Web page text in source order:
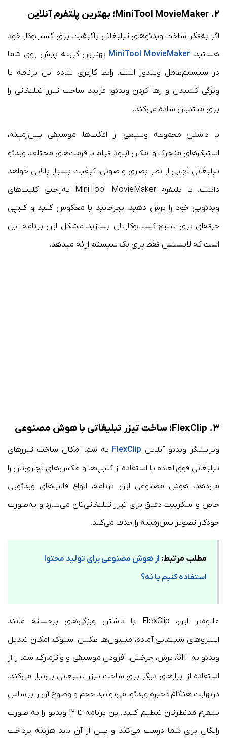
۲. MiniTool MovieMaker؛ بهترین پلتفرم آنلاین
اگر به‌فکر ساخت ویدئوهای تبلیغاتی باکیفیت برای کسب‌وکار خود
هستید، MiniTool MovieMaker بهترین گزینه پیش روی شما
در سیستم‌عامل ویندوز است. رابط کاربری ساده این برنامه با
ویژگی کشیدن و رها کردن ویدئو، فرایند ساخت تیزر تبلیغاتی را
برای مبتدیان ساده می‌کند.
با داشتن مجموعه‌ وسیعی از افکت‌ها، موسیقی پس‌زمینه،
استیکرهای متحرک و امکان آپلود فیلم با فرمت‌های مختلف، ویدئو
تبلیغاتی نهایی از نظر بصری و صوتی، کیفیت بسیار بالایی خواهد
داشت. با پلتفرم MiniTool MovieMaker به‌راحتی کلیپ‌های
ویدئویی خود را برش دهید، بچرخانید یا معکوس کنید و کلیپی
حرفه‌ای برای تبلیغ کسب‌وکارتان بسازید! مشکل این برنامه این
است که لایسنس فقط برای یک سیستم ارائه میدهد.
۳. FlexClip؛ ساخت تیزر تبلیغاتی با هوش مصنوعی
ویرایشگر ویدئو آنلاین FlexClip به شما امکان ساخت تیزرهای
تبلیغاتی فوق‌العاده با استفاده از کلیپ‌ها و عکس‌های تجاری‌تان را
می‌دهد. هوش مصنوعی این برنامه، انواع قالب‌های ویدئویی
خاص و اسکریپت دقیق برای تیزر تبلیغاتی‌تان می‌سازد و به‌صورت
خودکار تصویر پس‌زمینه را حذف می‌کند.
مطلب مرتبط: از هوش مصنوعی برای تولید محتوا
استفاده کنیم یا نه؟
علاوه‌بر این، FlexClip با داشتن ویژگی‌های برجسته مانند
اینتروهای سینمایی آماده، میلیون‌ها عکس استوک، امکان تبدیل
ویدئو به GIF، برش، چرخش، افزودن موسیقی و واترمارک، شما را از
استفاده از ابزارهای دیگر برای ساخت تیزر تبلیغاتی بی‌نیاز می‌کند.
درنهایت هنگام ذخیره ویدئو، می‌توانید حجم و وضوح آن را براساس
پلتفرم مدنظرتان تنظیم کنید. این برنامه تا ۱۲ ویدیو را به صورت
رایگان برای شما درست می‌کند و پس از آن باید هزینه پرداخت